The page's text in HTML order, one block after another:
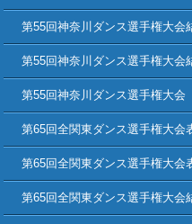
第55回神奈川ダンス選手権大会
第55回神奈川ダンス選手権大会
第55回神奈川ダンス選手権大会
第65回全関東ダンス選手権大会
第65回全関東ダンス選手権大会
第65回全関東ダンス選手権大会